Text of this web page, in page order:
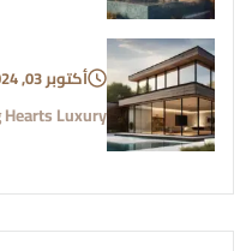
أكتوبر 03, 2024
Luxury